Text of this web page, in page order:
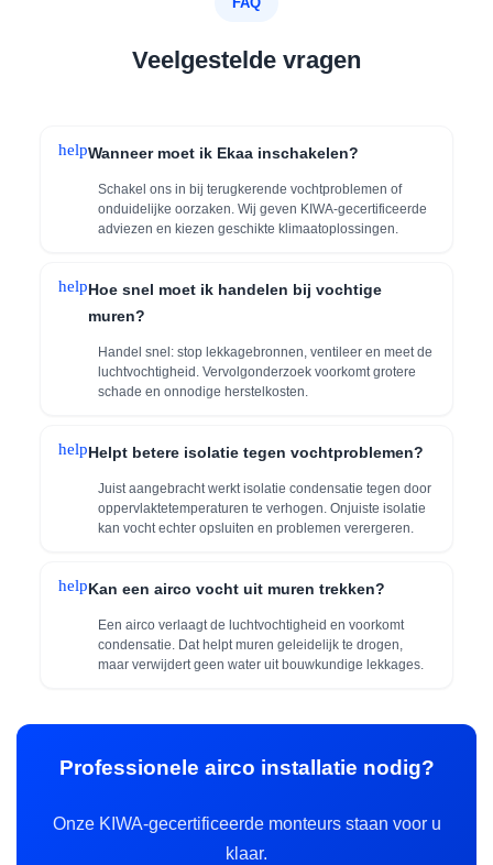
Veelgestelde vragen
helpWanneer moet ik Ekaa inschakelen?
Schakel ons in bij terugkerende vochtproblemen of
onduidelijke oorzaken. Wij geven KIWA-gecertificeerde
adviezen en kiezen geschikte klimaatoplossingen.
helpHoe snel moet ik handelen bij vochtige
muren?
Handel snel: stop lekkagebronnen, ventileer en meet de
luchtvochtigheid. Vervolgonderzoek voorkomt grotere
schade en onnodige herstelkosten.
helpHelpt betere isolatie tegen vochtproblemen?
Juist aangebracht werkt isolatie condensatie tegen door
oppervlaktetemperaturen te verhogen. Onjuiste isolatie
kan vocht echter opsluiten en problemen verergeren.
helpKan een airco vocht uit muren trekken?
Een airco verlaagt de luchtvochtigheid en voorkomt
condensatie. Dat helpt muren geleidelijk te drogen,
maar verwijdert geen water uit bouwkundige lekkages.
Professionele airco installatie nodig?
Onze KIWA-gecertificeerde monteurs staan voor u
klaar.